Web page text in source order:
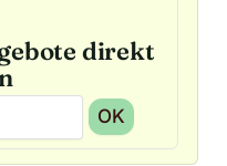
direkt
OK